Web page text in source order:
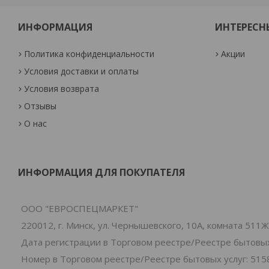
ИНФОРМАЦИЯ
Политика конфиденциальности
Условия доставки и оплаты
Условия возврата
Отзывы
О нас
Акции
ИНФОРМАЦИЯ ДЛЯ ПОКУПАТЕЛЯ
ООО "ЕВРОСПЕЦМАРКЕТ"
220012, г. Минск, ул. Чернышевского, 10А, комната 511Ж
Дата регистрации в Торговом реестре/Реестре
Номер в Торговом реестре/Реестре бытовых услуг: